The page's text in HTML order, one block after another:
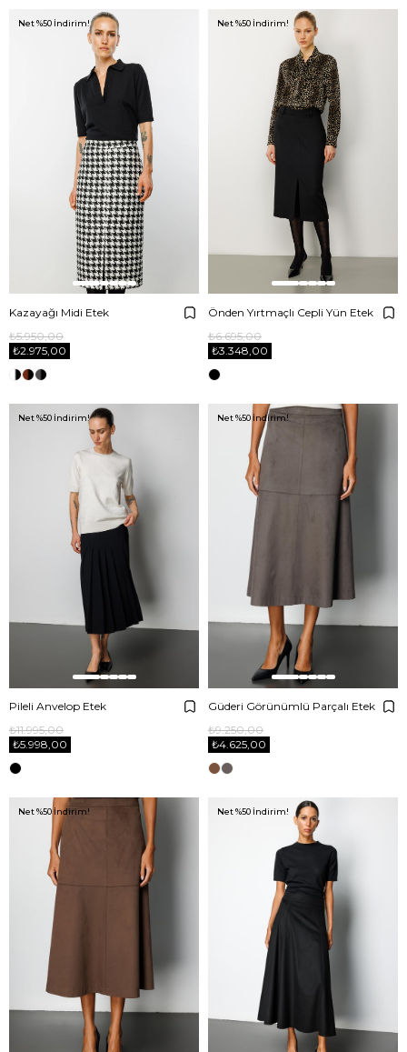
Kazayağı Midi Etek
₺2.975,00
₺5.950,00
Net %50 İndirim!
Önden Yırtmaçlı Cepli Yün Etek
₺3.348,00
₺6.695,00
Net %50 İndirim!
Pileli Anvelop Etek
₺5.998,00
₺11.995,00
Net %50 İndirim!
Güderi Görünümlü Parçalı Etek
₺4.625,00
₺9.250,00
Net %50 İndirim!
Net %50 İndirim! Net %50 İndirim!